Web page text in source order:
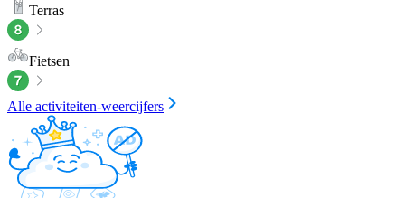
Terras
Fietsen
Alle activiteiten-weercijfers